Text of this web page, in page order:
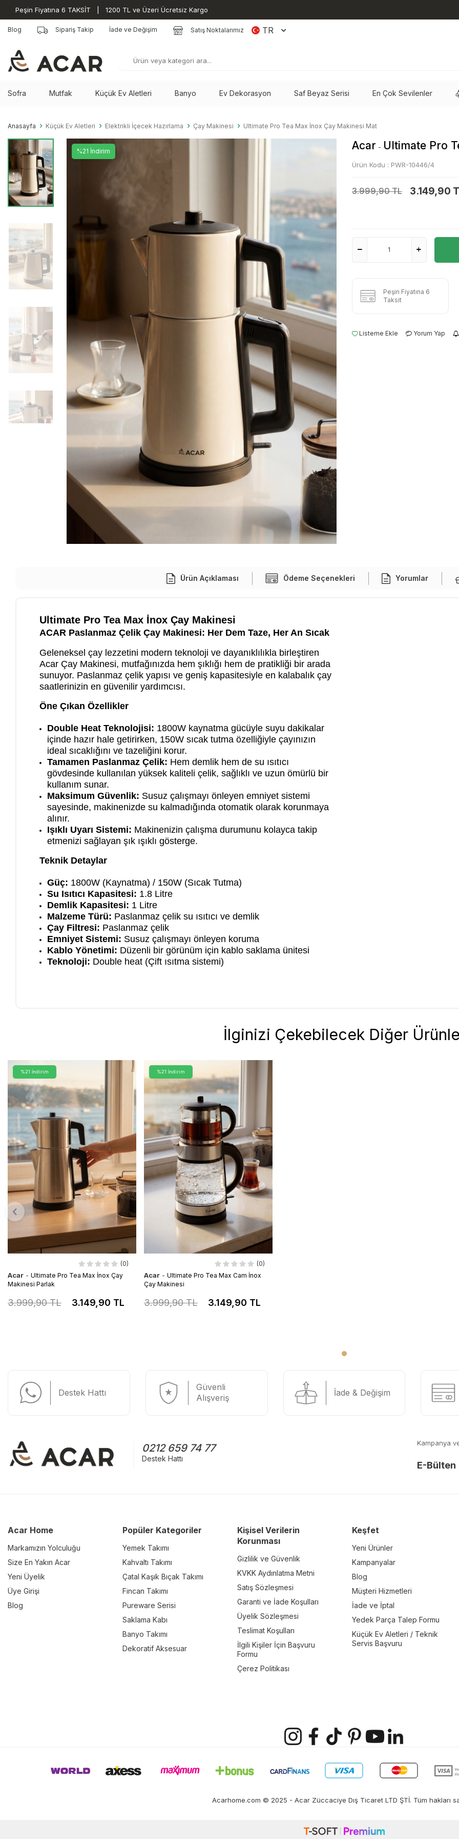
Peşin Fiyatına 6 TAKSİT | 1200 TL ve Üzeri Ücretsiz Kargo
Blog Sipariş Takip İade ve Değişim Satış Noktalarımız TR
Sofra Mutfak Küçük Ev Aletleri Banyo Ev Dekorasyon Saf Beyaz Serisi En Çok Sevilenler
Anasayfa Küçük Ev Aletleri Elektrikli İçecek Hazırlama Çay Makinesi Ultimate Pro Tea Max İnox Çay Makinesi Mat
%21 İndirim Acar - Ultimate Pro
Ürün Kodu : PWR-10446/4
3.999,90 TL 3.149,90
Peşin Fiyatına 6
Taksit
Listeme Ekle Yorum Yap
Ürün Açıklaması Ödeme Seçenekleri Yorumlar
Ultimate Pro Tea Max İnox Çay Makinesi
ACAR Paslanmaz Çelik Çay Makinesi: Her Dem Taze, Her An Sıcak
Geleneksel çay lezzetini modern teknoloji ve dayanıklılıkla birleştiren
Acar Çay Makinesi, mutfağınızda hem şıklığı hem de pratikliği bir arada
sunuyor. Paslanmaz çelik yapısı ve geniş kapasitesiyle en kalabalık çay
saatlerinizin en güvenilir yardımcısı.
Öne Çıkan Özellikler
Double Heat Teknolojisi: 1800W kaynatma gücüyle suyu dakikalar
içinde hazır hale getirirken, 150W sıcak tutma özelliğiyle çayınızın
ideal sıcaklığını ve tazeliğini korur.
Tamamen Paslanmaz Çelik: Hem demlik hem de su ısıtıcı
gövdesinde kullanılan yüksek kaliteli çelik, sağlıklı ve uzun ömürlü bir
kullanım sunar.
Maksimum Güvenlik: Susuz çalışmayı önleyen emniyet sistemi
sayesinde, makinenizde su kalmadığında otomatik olarak korunmaya
alınır.
Işıklı Uyarı Sistemi: Makinenizin çalışma durumunu kolayca takip
etmenizi sağlayan şık ışıklı gösterge.
Teknik Detaylar
Güç: 1800W (Kaynatma) / 150W (Sıcak Tutma)
Su Isıtıcı Kapasitesi: 1.8 Litre
Demlik Kapasitesi: 1 Litre
Malzeme Türü: Paslanmaz çelik su ısıtıcı ve demlik
Çay Filtresi: Paslanmaz çelik
Emniyet Sistemi: Susuz çalışmayı önleyen koruma
Kablo Yönetimi: Düzenli bir görünüm için kablo saklama ünitesi
Teknoloji: Double heat (Çift ısıtma sistemi)
İlginizi Çekebilecek Diğer
%21 İndirim
(0)
Acar - Ultimate Pro Tea Max İnox Çay
Makinesi Parlak
3.999,90 TL 3.149,90 TL
%21 İndirim
(0)
Acar - Ultimate Pro Tea Max Cam İnox
Çay Makinesi
3.999,90 TL 3.149,90 TL
Destek Hattı
Güvenli
Alışveriş
İade & Değişim
0212 659 74 77
Destek Hattı
Kampanya
E-Bülten
Acar Home
Markamızın Yolculuğu
Size En Yakın Acar
Yeni Üyelik
Üye Girişi
Blog
Popüler Kategoriler
Yemek Takımı
Kahvaltı Takımı
Çatal Kaşık Bıçak Takımı
Fincan Takımı
Pureware Serisi
Saklama Kabı
Banyo Takımı
Dekoratif Aksesuar
Kişisel Verilerin
Korunması
Gizlilik ve Güvenlik
KVKK Aydınlatma Metni
Satış Sözleşmesi
Garanti ve İade Koşulları
Üyelik Sözleşmesi
Teslimat Koşulları
İlgili Kişiler İçin Başvuru
Formu
Çerez Politikası
Keşfet
Yeni Ürünler
Kampanyalar
Blog
Müşteri Hizmetleri
İade ve İptal
Yedek Parça Talep Formu
Küçük Ev Aletleri / Teknik
Servis Başvuru
Acarhome.com © 2025 - Acar Züccaciye Dış Ticaret LTD ŞTİ. Tüm hakları